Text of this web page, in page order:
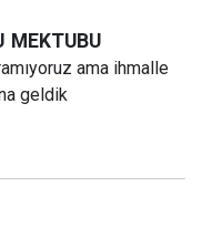
MEKTUBU
ama ihmalle
geldik